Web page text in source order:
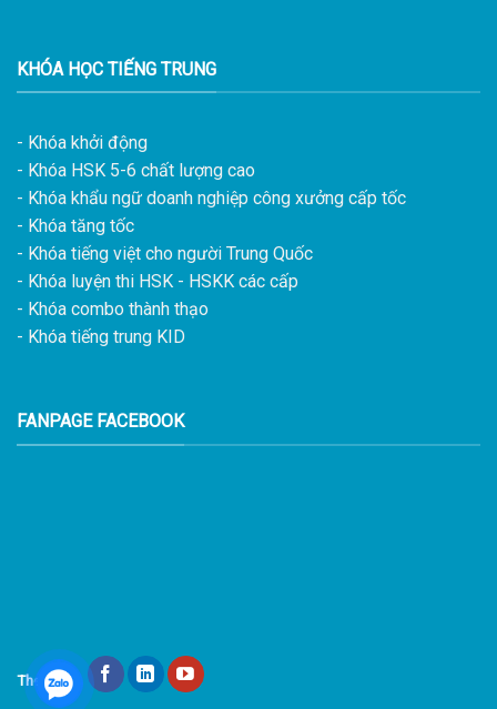
KHÓA HỌC TIẾNG TRUNG
- Khóa khởi động
- Khóa HSK 5-6 chất lượng cao
- Khóa khẩu ngữ doanh nghiệp công xưởng cấp tốc
- Khóa tăng tốc
- Khóa tiếng việt cho người Trung Quốc
- Khóa luyện thi HSK - HSKK các cấp
- Khóa combo thành thạo
- Khóa tiếng trung KID
FANPAGE FACEBOOK
Theo dõi